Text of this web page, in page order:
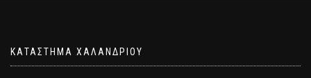
ΚΑΤΑΣΤΗΜΑ ΧΑΛΑΝΔΡΙΟΥ